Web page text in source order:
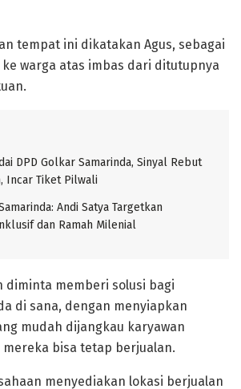
tempat ini dikatakan Agus, sebagai
warga atas imbas dari ditutupnya
DPD Golkar Samarinda, Sinyal Rebut
Incar Tiket Pilwali
Andi Satya Targetkan
dan Ramah Milenial
diminta memberi solusi bagi
di sana, dengan menyiapkan
mudah dijangkau karyawan
mereka bisa tetap berjualan.
menyediakan lokasi berjualan